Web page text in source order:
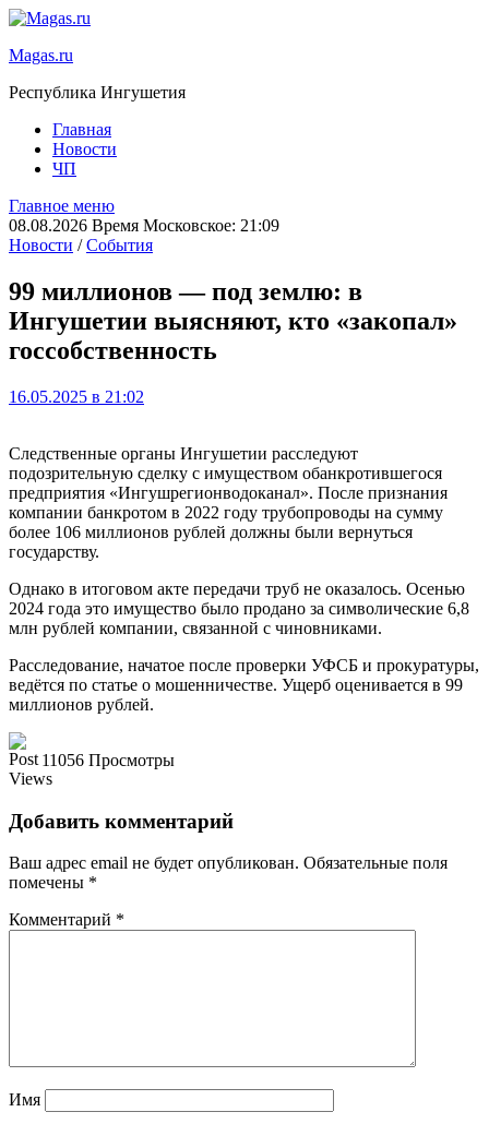
Magas.ru
Республика Ингушетия
Главная
Новости
ЧП
Главное меню
08.08.2026 Время Московское: 21:09
Новости /События
99 миллионов — под землю: в
Ингушетии выясняют, кто «закопал»
госсобственность
16.05.2025 в 21:02
Следственные органы Ингушетии расследуют
подозрительную сделку с имуществом обанкротившегося
предприятия «Ингушрегионводоканал». После признания
компании банкротом в 2022 году трубопроводы на сумму
более 106 миллионов рублей должны были вернуться
государству.
Однако в итоговом акте передачи труб не оказалось. Осенью
2024 года это имущество было продано за символические 6,8
млн рублей компании, связанной с чиновниками.
Расследование, начатое после проверки УФСБ и прокуратуры,
ведётся по статье о мошенничестве. Ущерб оценивается в 99
миллионов рублей.
11056 Просмотры
Добавить комментарий
Ваш адрес email не будет опубликован. Обязательные поля
помечены *
Комментарий *
Имя